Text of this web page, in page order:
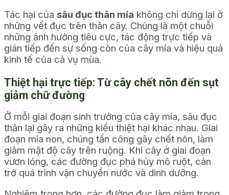
Tác hại của sâu đục thân mía không chỉ dừng lại ở
những vết đục trên thân cây. Chúng là một chuỗi
những ảnh hưởng tiêu cực, tác động trực tiếp và
gián tiếp đến sự sống còn của cây mía và hiệu quả
kinh tế của cả vụ mùa.
Thiệt hại trực tiếp: Từ cây chết nõn đến sụt
giảm chữ đường
Ở mỗi giai đoạn sinh trưởng của cây mía, sâu đục
thân lại gây ra những kiểu thiệt hại khác nhau. Giai
đoạn mía non, chúng tấn công gây chết nõn, làm
giảm mật độ cây trên ruộng. Khi cây ở giai đoạn
vươn lóng, các đường đục phá hủy mô ruột, cản
trở quá trình vận chuyển nước và dinh dưỡng.